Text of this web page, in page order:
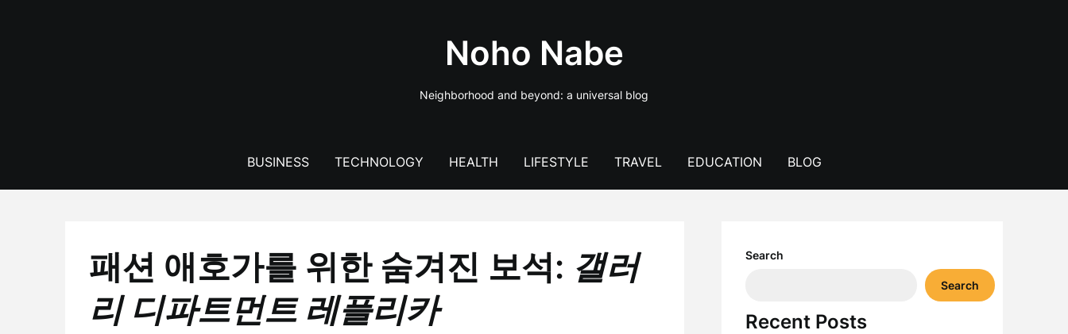
Noho Nabe
Neighborhood and beyond: a universal blog
BUSINESS TECHNOLOGY HEALTH LIFESTYLE TRAVEL EDUCATION BLOG
패션 애호가를 위한 숨겨진 보석: 갤러
리 디파트먼트 레플리카
Search
Search
Recent Posts